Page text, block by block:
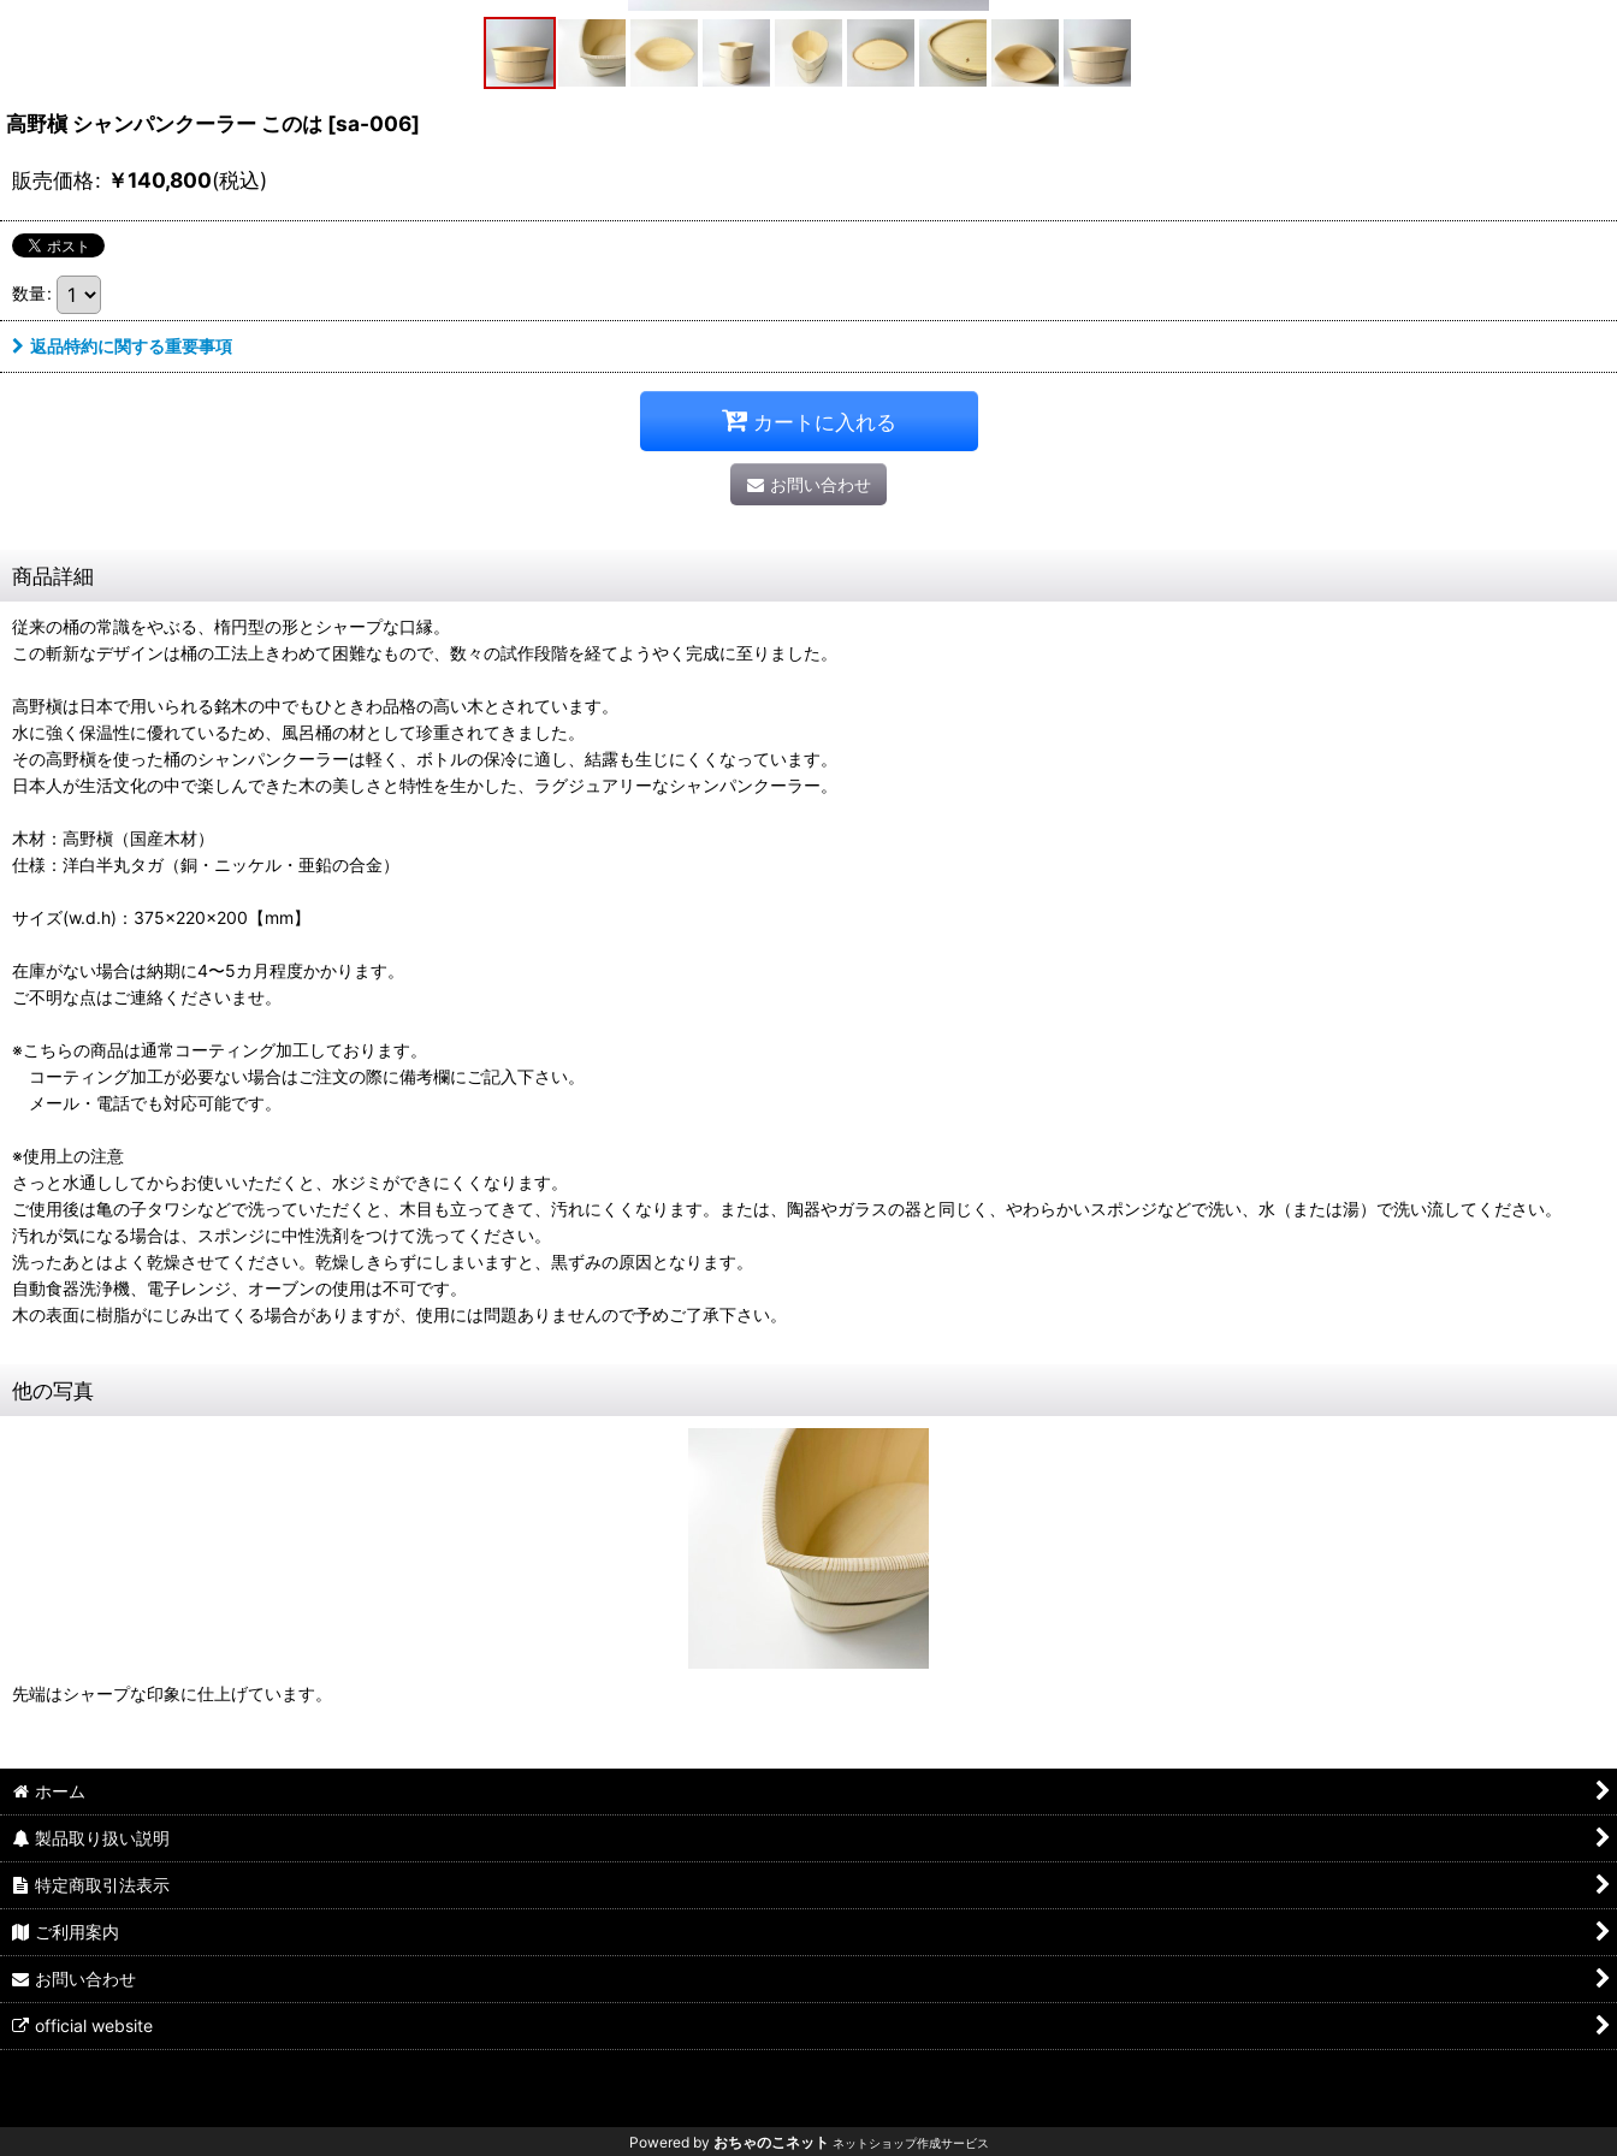
高野槇 シャンパンクーラー このは [sa-006]
販売価格: ￥140,800(税込)
数量:
返品特約に関する重要事項
カートに入れる
お問い合わせ
商品詳細
従来の桶の常識をやぶる、楕円型の形とシャープな口縁。
この斬新なデザインは桶の工法上きわめて困難なもので、数々の試作段階を経てようやく完成に至りました。
高野槇は日本で用いられる銘木の中でもひときわ品格の高い木とされています。
水に強く保温性に優れているため、風呂桶の材として珍重されてきました。
その高野槇を使った桶のシャンパンクーラーは軽く、ボトルの保冷に適し、結露も生じにくくなっています。
日本人が生活文化の中で楽しんできた木の美しさと特性を生かした、ラグジュアリーなシャンパンクーラー。
木材：高野槇（国産木材）
仕様：洋白半丸タガ（銅・ニッケル・亜鉛の合金）
サイズ(w.d.h)：375×220×200【mm】
在庫がない場合は納期に4〜5カ月程度かかります。
ご不明な点はご連絡くださいませ。
※こちらの商品は通常コーティング加工しております。
コーティング加工が必要ない場合はご注文の際に備考欄にご記入下さい。
メール・電話でも対応可能です。
※使用上の注意
さっと水通ししてからお使いいただくと、水ジミができにくくなります。
ご使用後は亀の子タワシなどで洗っていただくと、木目も立ってきて、汚れにくくなります。または、陶器やガラスの器と同じく、やわらかいスポンジなどで洗い、水（または湯）で洗い流してください。
汚れが気になる場合は、スポンジに中性洗剤をつけて洗ってください。
洗ったあとはよく乾燥させてください。乾燥しきらずにしまいますと、黒ずみの原因となります。
自動食器洗浄機、電子レンジ、オーブンの使用は不可です。
木の表面に樹脂がにじみ出てくる場合がありますが、使用には問題ありませんので予めご了承下さい。
他の写真
先端はシャープな印象に仕上げています。
ホーム
製品取り扱い説明
特定商取引法表示
ご利用案内
お問い合わせ
official website
Powered by おちゃのこネット ネットショップ作成サービス